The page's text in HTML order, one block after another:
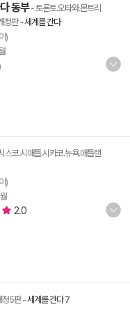
동부- 토론토.오타와.몬트리
정판-세계를 간다
)
스코.시애틀.시카코.뉴욕.애틀랜
)
2.0
5판-세계를 간다 7